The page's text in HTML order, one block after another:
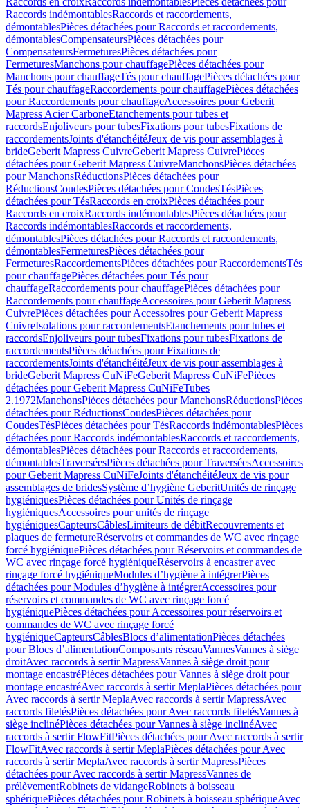
Raccords indémontablesRaccords et raccordements,
démontablesPièces détachées pour Raccords et raccordements,
démontablesCompensateursPièces détachées pour
CompensateursFermeturesPièces détachées pour
FermeturesManchons pour chauffagePièces détachées pour
Manchons pour chauffageTés pour chauffagePièces détachées pour
Tés pour chauffageRaccordements pour chauffagePièces détachées
pour Raccordements pour chauffageAccessoires pour Geberit
Mapress Acier CarboneEtanchements pour tubes et
raccordsEnjoliveurs pour tubesFixations pour tubesFixations de
raccordementsJoints d'étanchéitéJeux de vis pour assemblages à
brideGeberit Mapress CuivreGeberit Mapress CuivrePièces
détachées pour Geberit Mapress CuivreManchonsPièces détachées
pour ManchonsRéductionsPièces détachées pour
RéductionsCoudesPièces détachées pour CoudesTésPièces
détachées pour TésRaccords en croixPièces détachées pour
Raccords en croixRaccords indémontablesPièces détachées pour
Raccords indémontablesRaccords et raccordements,
démontablesPièces détachées pour Raccords et raccordements,
démontablesFermeturesPièces détachées pour
FermeturesRaccordementsPièces détachées pour RaccordementsTés
pour chauffagePièces détachées pour Tés pour
chauffageRaccordements pour chauffagePièces détachées pour
Raccordements pour chauffageAccessoires pour Geberit Mapress
CuivrePièces détachées pour Accessoires pour Geberit Mapress
CuivreIsolations pour raccordementsEtanchements pour tubes et
raccordsEnjoliveurs pour tubesFixations pour tubesFixations de
raccordementsPièces détachées pour Fixations de
raccordementsJoints d'étanchéitéJeux de vis pour assemblages à
brideGeberit Mapress CuNiFeGeberit Mapress CuNiFePièces
détachées pour Geberit Mapress CuNiFeTubes
2.1972ManchonsPièces détachées pour ManchonsRéductionsPièces
détachées pour RéductionsCoudesPièces détachées pour
CoudesTésPièces détachées pour TésRaccords indémontablesPièces
détachées pour Raccords indémontablesRaccords et raccordements,
démontablesPièces détachées pour Raccords et raccordements,
démontablesTraverséesPièces détachées pour TraverséesAccessoires
pour Geberit Mapress CuNiFeJoints d'étanchéitéJeux de vis pour
assemblages de bridesSystème d’hygiène GeberitUnités de rinçage
hygiéniquesPièces détachées pour Unités de rinçage
hygiéniquesAccessoires pour unités de rinçage
hygiéniquesCapteursCâblesLimiteurs de débitRecouvrements et
plaques de fermetureRéservoirs et commandes de WC avec rinçage
forcé hygiéniquePièces détachées pour Réservoirs et commandes de
WC avec rinçage forcé hygiéniqueRéservoirs à encastrer avec
rinçage forcé hygiéniqueModules d’hygiène à intégrerPièces
détachées pour Modules d’hygiène à intégrerAccessoires pour
réservoirs et commandes de WC avec rinçage forcé
hygiéniquePièces détachées pour Accessoires pour réservoirs et
commandes de WC avec rinçage forcé
hygiéniqueCapteursCâblesBlocs d’alimentationPièces détachées
pour Blocs d’alimentationComposants réseauVannesVannes à siège
droitAvec raccords à sertir MapressVannes à siège droit pour
montage encastréPièces détachées pour Vannes à siège droit pour
montage encastréAvec raccords à sertir MeplaPièces détachées pour
Avec raccords à sertir MeplaAvec raccords à sertir MapressAvec
raccords filetésPièces détachées pour Avec raccords filetésVannes à
siège inclinéPièces détachées pour Vannes à siège inclinéAvec
raccords à sertir FlowFitPièces détachées pour Avec raccords à sertir
FlowFitAvec raccords à sertir MeplaPièces détachées pour Avec
raccords à sertir MeplaAvec raccords à sertir MapressPièces
détachées pour Avec raccords à sertir MapressVannes de
prélèvementRobinets de vidangeRobinets à boisseau
sphériquePièces détachées pour Robinets à boisseau sphériqueAvec